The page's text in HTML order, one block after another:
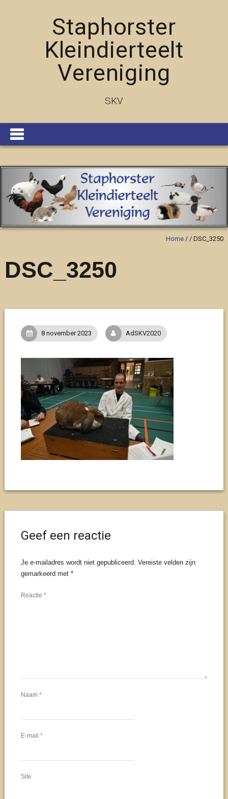
Staphorster
Kleindierteelt
Vereniging
SKV
Home //DSC_3250
DSC_3250
8 november 2023 AdSKV2020
Geef een reactie
Je e-mailadres wordt niet gepubliceerd. Vereiste velden zijn
gemarkeerd met *
Reactie *
Naam *
E-mail *
Site